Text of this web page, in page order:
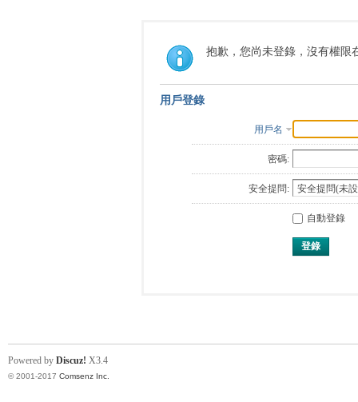
抱歉，您尚未登錄，沒有權限
用戶登錄
用戶名
密碼:
安全提問:
自動登錄
登錄
Powered by Discuz! X3.4
© 2001-2017 Comsenz Inc.